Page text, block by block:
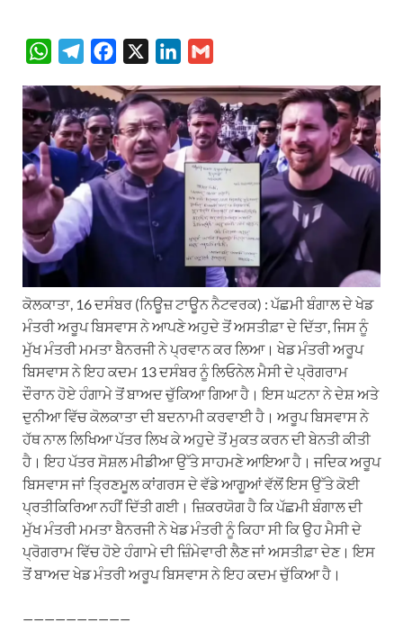
W
t
s
A
p
p
e
g
r
a
m
c
e
b
o
o
n
k
e
d
a
i
ਕੋਲਕਾਤਾ, 16 ਦਸੰਬਰ (ਨਿਊਜ਼ ਟਾਊਨ ਨੈਟਵਰਕ) : ਪੱਛਮੀ ਬੰਗਾਲ ਦੇ ਖੇਡ
ਮੰਤਰੀ ਅਰੂਪ ਬਿਸਵਾਸ ਨੇ ਆਪਣੇ ਅਹੁਦੇ ਤੋਂ ਅਸਤੀਫ਼ਾ ਦੇ ਦਿੱਤਾ, ਜਿਸ ਨੂੰ
ਮੁੱਖ ਮੰਤਰੀ ਮਮਤਾ ਬੈਨਰਜੀ ਨੇ ਪ੍ਰਵਾਨ ਕਰ ਲਿਆ। ਖੇਡ ਮੰਤਰੀ ਅਰੂਪ
ਬਿਸਵਾਸ ਨੇ ਇਹ ਕਦਮ 13 ਦਸੰਬਰ ਨੂੰ ਲਿਓਨੇਲ ਮੈਸੀ ਦੇ ਪ੍ਰੋਗਰਾਮ
ਦੌਰਾਨ ਹੋਏ ਹੰਗਾਮੇ ਤੋਂ ਬਾਅਦ ਚੁੱਕਿਆ ਗਿਆ ਹੈ। ਇਸ ਘਟਨਾ ਨੇ ਦੇਸ਼ ਅਤੇ
ਦੁਨੀਆ ਵਿੱਚ ਕੋਲਕਾਤਾ ਦੀ ਬਦਨਾਮੀ ਕਰਵਾਈ ਹੈ। ਅਰੂਪ ਬਿਸਵਾਸ ਨੇ
ਹੱਥ ਨਾਲ ਲਿਖਿਆ ਪੱਤਰ ਲਿਖ ਕੇ ਅਹੁਦੇ ਤੋਂ ਮੁਕਤ ਕਰਨ ਦੀ ਬੇਨਤੀ ਕੀਤੀ
ਹੈ। ਇਹ ਪੱਤਰ ਸੋਸ਼ਲ ਮੀਡੀਆ ਉੱਤੇ ਸਾਹਮਣੇ ਆਇਆ ਹੈ। ਜਦਿਕ ਅਰੂਪ
ਬਿਸਵਾਸ ਜਾਂ ਤ੍ਰਿਣਮੂਲ ਕਾਂਗਰਸ ਦੇ ਵੱਡੇ ਆਗੂਆਂ ਵੱਲੋਂ ਇਸ ਉੱਤੇ ਕੋਈ
ਪ੍ਰਤੀਕਿਰਿਆ ਨਹੀਂ ਦਿੱਤੀ ਗਈ। ਜ਼ਿਕਰਯੋਗ ਹੈ ਕਿ ਪੱਛਮੀ ਬੰਗਾਲ ਦੀ
ਮੁੱਖ ਮੰਤਰੀ ਮਮਤਾ ਬੈਨਰਜੀ ਨੇ ਖੇਡ ਮੰਤਰੀ ਨੂੰ ਕਿਹਾ ਸੀ ਕਿ ਉਹ ਮੈਸੀ ਦੇ
ਪ੍ਰੋਗਰਾਮ ਵਿੱਚ ਹੋਏ ਹੰਗਾਮੇ ਦੀ ਜ਼ਿੰਮੇਵਾਰੀ ਲੈਣ ਜਾਂ ਅਸਤੀਫ਼ਾ ਦੇਣ। ਇਸ
ਤੋਂ ਬਾਅਦ ਖੇਡ ਮੰਤਰੀ ਅਰੂਪ ਬਿਸਵਾਸ ਨੇ ਇਹ ਕਦਮ ਚੁੱਕਿਆ ਹੈ।
——————————